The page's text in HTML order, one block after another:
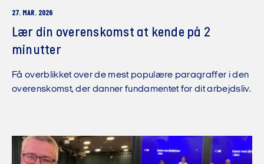
27. MAR. 2026
Lær din overenskomst at kende på 2
minutter
Få overblikket over de mest populære paragraffer i den
overenskomst, der danner fundamentet for dit arbejdsliv.